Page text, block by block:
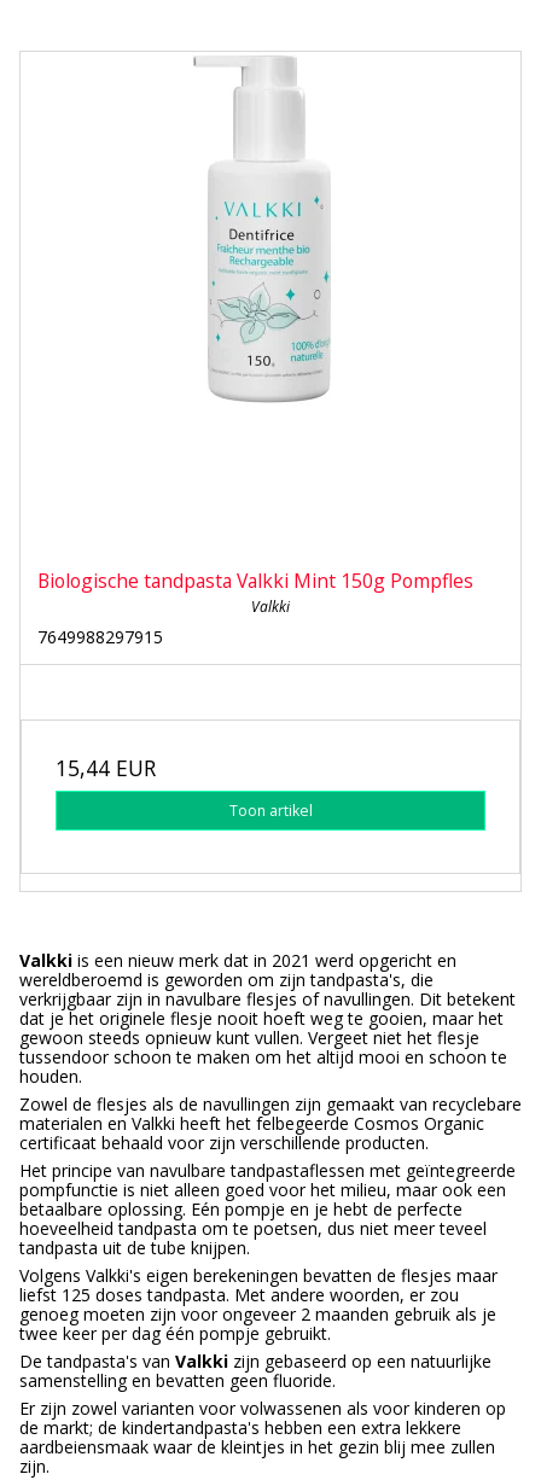
Biologische tandpasta Valkki Mint 150g Pompfles
Valkki
7649988297915
15,44 EUR
Toon artikel
Valkki is een nieuw merk dat in 2021 werd opgericht en
wereldberoemd is geworden om zijn tandpasta's, die
verkrijgbaar zijn in navulbare flesjes of navullingen. Dit betekent
dat je het originele flesje nooit hoeft weg te gooien, maar het
gewoon steeds opnieuw kunt vullen. Vergeet niet het flesje
tussendoor schoon te maken om het altijd mooi en schoon te
houden.
Zowel de flesjes als de navullingen zijn gemaakt van recyclebare
materialen en Valkki heeft het felbegeerde Cosmos Organic
certificaat behaald voor zijn verschillende producten.
Het principe van navulbare tandpastaflessen met geïntegreerde
pompfunctie is niet alleen goed voor het milieu, maar ook een
betaalbare oplossing. Eén pompje en je hebt de perfecte
hoeveelheid tandpasta om te poetsen, dus niet meer teveel
tandpasta uit de tube knijpen.
Volgens Valkki's eigen berekeningen bevatten de flesjes maar
liefst 125 doses tandpasta. Met andere woorden, er zou
genoeg moeten zijn voor ongeveer 2 maanden gebruik als je
twee keer per dag één pompje gebruikt.
De tandpasta's van Valkki zijn gebaseerd op een natuurlijke
samenstelling en bevatten geen fluoride.
Er zijn zowel varianten voor volwassenen als voor kinderen op
de markt; de kindertandpasta's hebben een extra lekkere
aardbeiensmaak waar de kleintjes in het gezin blij mee zullen
zijn.